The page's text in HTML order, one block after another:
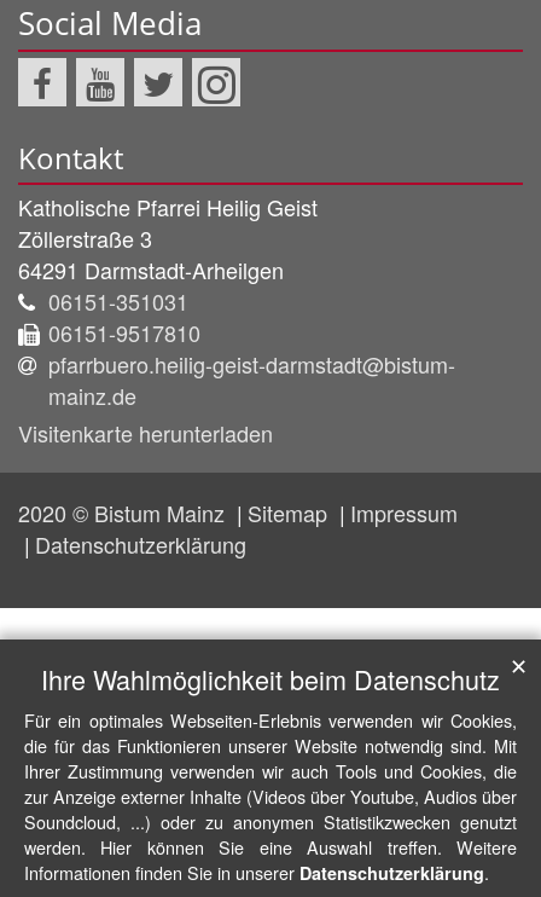
Social Media
Kontakt
Katholische Pfarrei Heilig Geist
Zöllerstraße 3
64291 Darmstadt-Arheilgen
06151-351031
06151-9517810
pfarrbuero.heilig-geist-darmstadt@bistum-
mainz.de
Visitenkarte herunterladen
2020 © Bistum Mainz Sitemap
Impressum
Datenschutzerklärung
Ihre Wahlmöglichkeit beim Datenschutz
Für ein optimales Webseiten-Erlebnis verwenden wir Cookies,
die für das Funktionieren unserer Website notwendig sind. Mit
Ihrer Zustimmung verwenden wir auch Tools und Cookies, die
zur Anzeige externer Inhalte (Videos über Youtube, Audios über
Soundcloud, ...) oder zu anonymen Statistikzwecken genutzt
werden. Hier können Sie eine Auswahl treffen. Weitere
Informationen finden Sie in unserer Datenschutzerklärung.
✕